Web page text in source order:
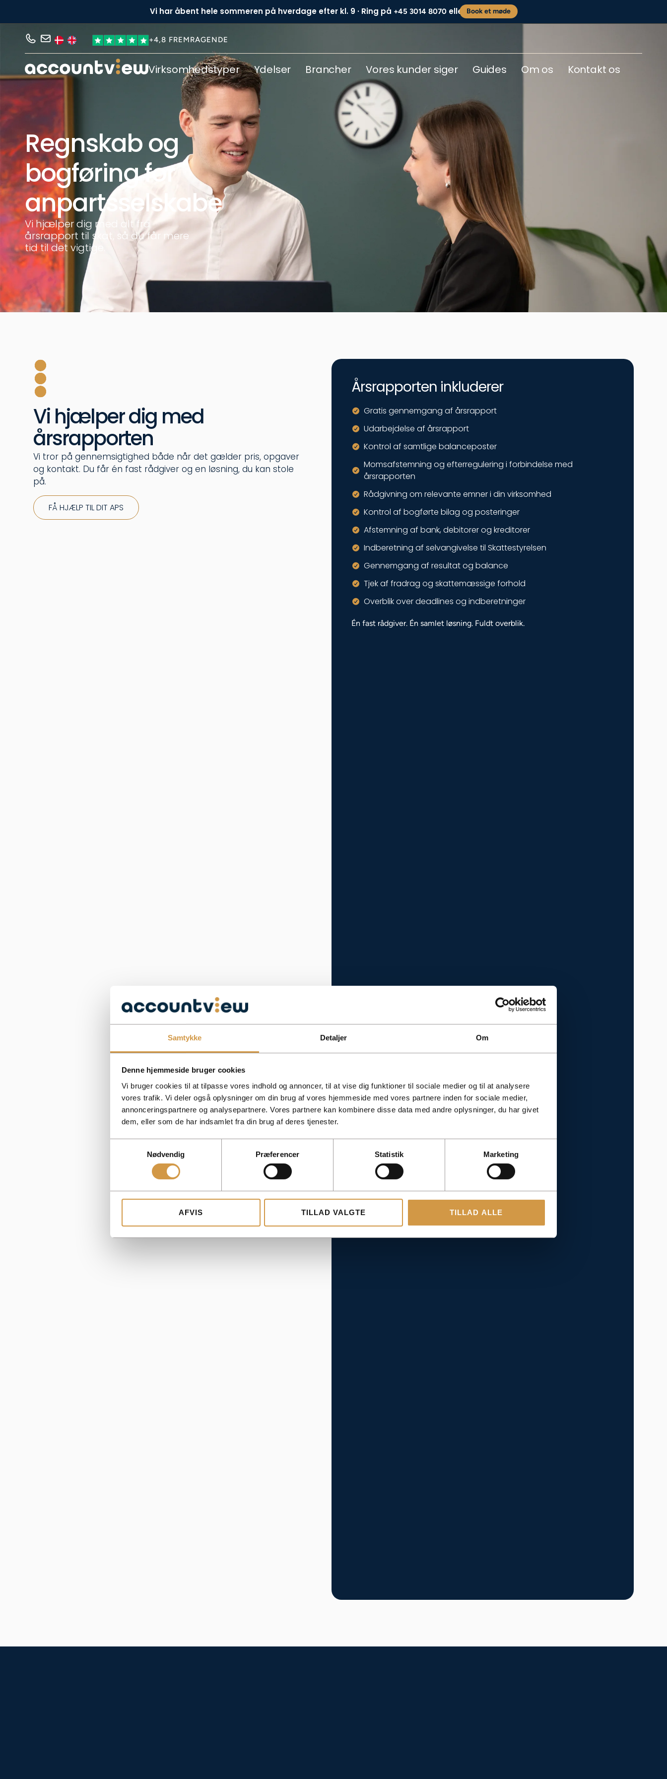
Samtykke Detaljer Om
Denne hjemmeside bruger cookies
Vi bruger cookies til at tilpasse vores indhold og annoncer, til at vise dig funktioner til sociale medier og til at analysere
vores trafik. Vi deler også oplysninger om din brug af vores hjemmeside med vores partnere inden for sociale medier,
annonceringspartnere og analysepartnere. Vores partnere kan kombinere disse data med andre oplysninger, du har givet
dem, eller som de har indsamlet fra din brug af deres tjenester.
Nødvendig
Præferencer Statistik Marketing
AFVIS TILLAD VALGTE TILLAD ALLE
Vi har åbent hele sommeren på hverdage efter kl. 9 · Ring på +45 3014 8070eller Book et møde
+4,8 FREMRAGENDE
Virksomhedstyper Ydelser Brancher Vores kunder siger Guides Om os Kontakt os
Regnskab og
bogføring for
anpartsselskabe
Vi hjælper dig med alt fra
årsrapport til skat, så du får mere
tid til det vigtige.
Vi hjælper dig med
årsrapporten
Vi tror på gennemsigtighed både når det gælder pris, opgaver
og kontakt. Du får én fast rådgiver og en løsning, du kan stole
på.
FÅ HJÆLP TIL DIT APS
Årsrapporten inkluderer
Gratis gennemgang af årsrapport
Udarbejdelse af årsrapport
Kontrol af samtlige balanceposter
Momsafstemning og efterregulering i forbindelse med
årsrapporten
Rådgivning om relevante emner i din virksomhed
Kontrol af bogførte bilag og posteringer
Afstemning af bank, debitorer og kreditorer
Indberetning af selvangivelse til Skattestyrelsen
Gennemgang af resultat og balance
Tjek af fradrag og skattemæssige forhold
Overblik over deadlines og indberetninger
Én fast rådgiver. Én samlet løsning. Fuldt overblik.